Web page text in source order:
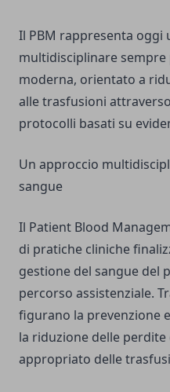
Il PBM rappresenta oggi
multidisciplinare
moderna, orientato a
alle trasfusioni
protocolli basati su
Un approccio
sangue
Il Patient Blood
di pratiche cliniche
gestione del sangue del
percorso assistenziale.
figurano la prevenzione
la riduzione delle perdite
appropriato delle